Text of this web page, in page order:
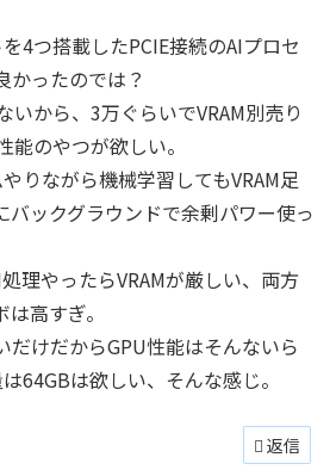
4つ搭載したPCIE接続のAIプロセ
かったのでは？
いから、3万ぐらいでVRAM別売り
能のやつが欲しい。
りながら機械学習してもVRAM足
バックグラウンドで余剰パワー使っ
理やったらVRAMが厳しい、両方
高すぎ。
だけだからGPU性能はそんないら
64GBは欲しい、そんな感じ。
返信